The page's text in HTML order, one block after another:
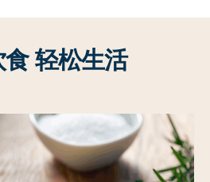
轻松生活